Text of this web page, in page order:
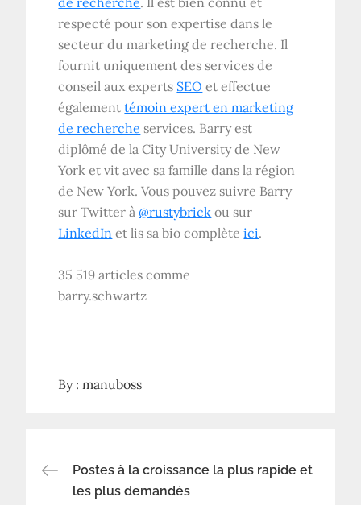
respecté pour son expertise dans le
secteur du marketing de recherche. Il
fournit uniquement des services de
conseil aux experts SEO et effectue
égalementtémoin expert en marketing
de recherche services. Barry est
diplômé de la City University de New
York et vit avec sa famille dans la région
de New York. Vous pouvez suivre Barry
sur Twitter à@rustybrick ou sur
LinkedIn et lis sa bio complèteici.
35 519 articles comme
barry.schwartz
By :manuboss
Navigation
Postes à la croissance la plus rapide et
les plus demandés